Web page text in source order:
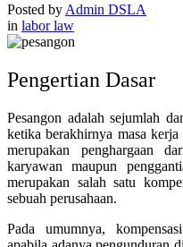
Posted by Admin DSLA
in labor law
Pengertian Dasar
Pesangon adalah sejumlah
ketika berakhirnya masa
merupakan penghargaan
karyawan maupun
merupakan salah satu
sebuah perusahaan.
Pada umumnya,